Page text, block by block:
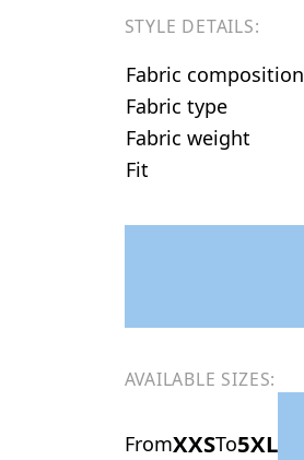
STYLE DETAILS:
Fabric composition
Fabric type
Fabric weight
Fit
AVAILABLE SIZES:
FromXXSTo5XL